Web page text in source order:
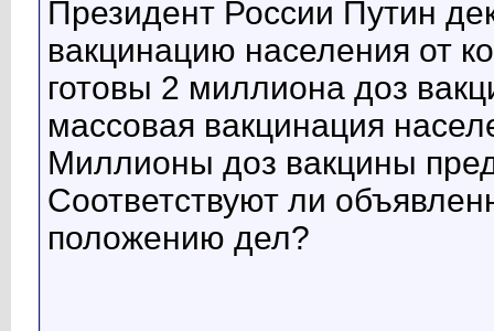
Президент России Путин
вакцинацию населения от
готовы 2 миллиона доз
массовая вакцинация
Миллионы доз вакцины
Соответствуют ли
положению дел?